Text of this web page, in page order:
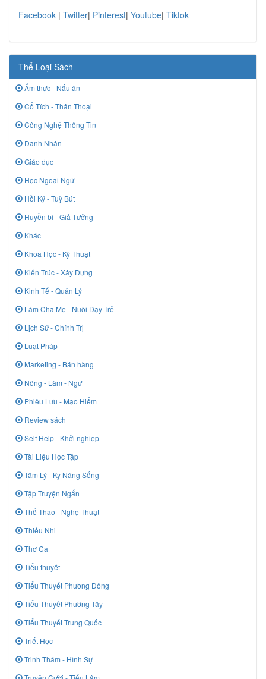
Facebook | Twitter| Pinterest| Youtube| Tiktok
Thể Loại Sách
Ẩm thực - Nấu ăn
Cổ Tích - Thần Thoại
Công Nghệ Thông Tin
Danh Nhân
Giáo dục
Học Ngoại Ngữ
Hồi Ký - Tuỳ Bút
Huyền bí - Giả Tưởng
Khác
Khoa Học - Kỹ Thuật
Kiến Trúc - Xây Dựng
Kinh Tế - Quản Lý
Làm Cha Mẹ - Nuôi Dạy Trẻ
Lịch Sử - Chính Trị
Luật Pháp
Marketing - Bán hàng
Nông - Lâm - Ngư
Phiêu Lưu - Mạo Hiểm
Review sách
Self Help - Khởi nghiệp
Tài Liệu Học Tập
Tâm Lý - Kỹ Năng Sống
Tập Truyện Ngắn
Thể Thao - Nghệ Thuật
Thiếu Nhi
Thơ Ca
Tiểu thuyết
Tiểu Thuyết Phương Đông
Tiểu Thuyết Phương Tây
Tiểu Thuyết Trung Quốc
Triết Học
Trinh Thám - Hình Sự